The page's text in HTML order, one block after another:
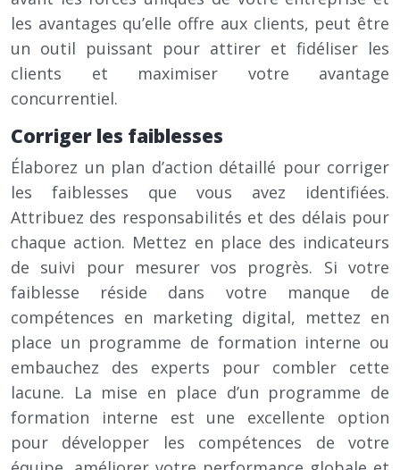
les avantages qu’elle offre aux clients, peut être
un outil puissant pour attirer et fidéliser les
clients et maximiser votre avantage
concurrentiel.
Corriger les faiblesses
Élaborez un plan d’action détaillé pour corriger
les faiblesses que vous avez identifiées.
Attribuez des responsabilités et des délais pour
chaque action. Mettez en place des indicateurs
de suivi pour mesurer vos progrès. Si votre
faiblesse réside dans votre manque de
compétences en marketing digital, mettez en
place un programme de formation interne ou
embauchez des experts pour combler cette
lacune. La mise en place d’un programme de
formation interne est une excellente option
pour développer les compétences de votre